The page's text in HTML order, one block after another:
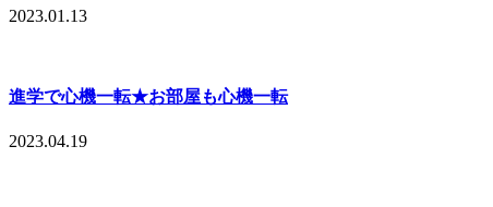
2023.01.13
進学で心機一転★お部屋も心機一転
2023.04.19